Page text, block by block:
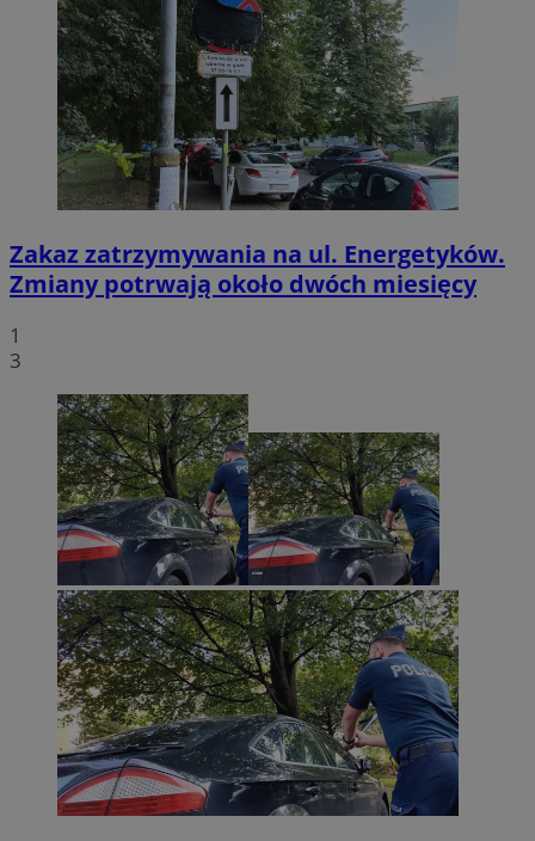
Zakaz zatrzymywania na ul. Energetyków.
Zmiany potrwają około dwóch miesięcy
1
3